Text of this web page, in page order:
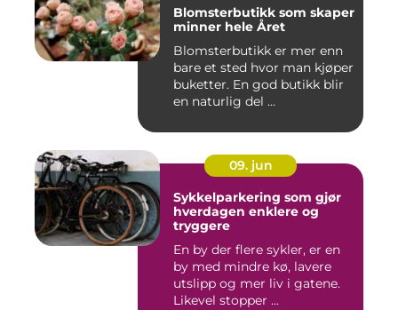
Blomsterbutikk som skaper
minner hele Året
Blomsterbutikk er mer enn
bare et sted hvor man kjøper
buketter. En god butikk blir
en naturlig del ...
09. jun
Sykkelparkering som gjør
hverdagen enklere og
tryggere
En by der flere sykler, er en
by med mindre kø, lavere
utslipp og mer liv i gatene.
Likevel stopper ...